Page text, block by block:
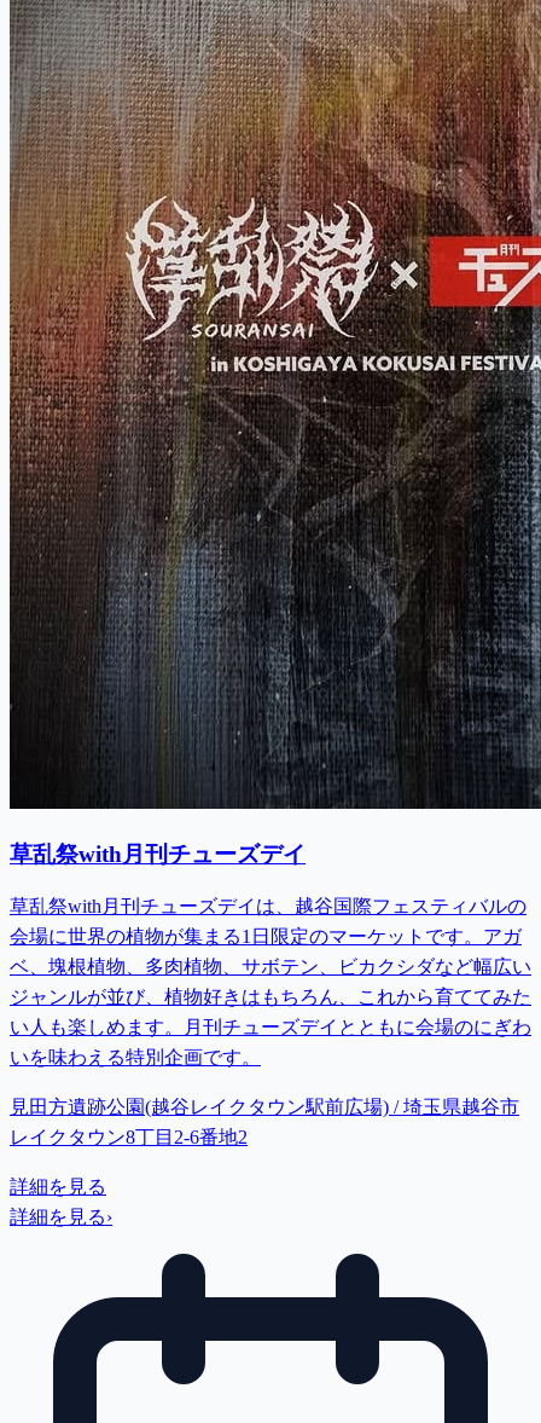
草乱祭with月刊チューズデイ
草乱祭with月刊チューズデイは、越谷国際フェスティバルの
会場に世界の植物が集まる1日限定のマーケットです。アガ
ベ、塊根植物、多肉植物、サボテン、ビカクシダなど幅広い
ジャンルが並び、植物好きはもちろん、これから育ててみた
い人も楽しめます。月刊チューズデイとともに会場のにぎわ
いを味わえる特別企画です。
見田方遺跡公園(越谷レイクタウン駅前広場) / 埼玉県越谷市
レイクタウン8丁目2-6番地2
詳細を見る
詳細を見る›